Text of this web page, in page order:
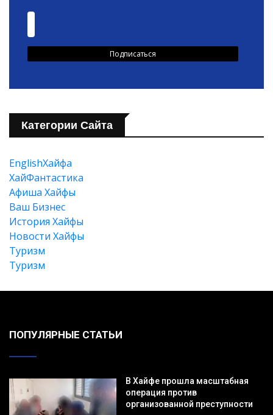
Категории Сайта
EnglishХайфа
XайФантастика
Афиша Хайфы
Ваш Бизнес
История Хайфы
Новости Хайфы
Туризм
Туризм
ПОПУЛЯРНЫЕ СТАТЬИ
В Хайфе прошла масштабная
операция против
организованной преступности